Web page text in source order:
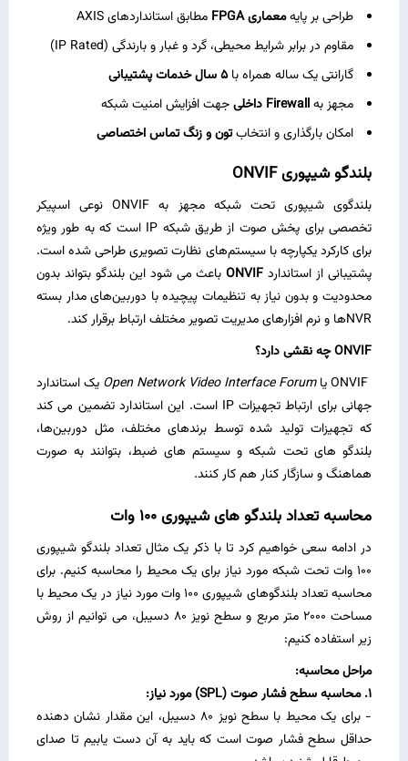
طراحی بر پایهمعماریFPGA
مطابق استانداردهای AXIS
مقاوم در برابر شرایط محیطی، گرد و غبار و بارندگی (IP Rated)
گارانتی یک ‌ساله همراه با ۵سال خدمات پشتیبانی
مجهز بهFirewall داخلیجهت افزایش امنیت شبکه
امکان بارگذاری و انتخابتون و زنگ تماس اختصاصی
بلندگو شیپوریONVIF
بلندگوی شیپوری تحت شبکه مجهز به ONVIF نوعی اسپیکر
تخصصی برای پخش صوت از طریق شبکه IP است که به‌ طور ویژه
برای کارکرد یکپارچه با سیستم‌های نظارت تصویری طراحی شده است.
پشتیبانی از استاندارد ONVIFباعث می ‌شود این بلندگو بتواند بدون
محدودیت و بدون نیاز به تنظیمات پیچیده با دوربین‌های مدار بسته
NVR‌ها و نرم ‌افزارهای مدیریت تصویر مختلف ارتباط برقرار کند.
ONVIFچه نقشی دارد؟
Open Network Video Interface Forum یک استاندارد
جهانی برای ارتباط تجهیزات IP است. این استاندارد تضمین می‌ کند
که تجهیزات تولید شده توسط برندهای مختلف، مثل دوربین‌ها،
بلندگو های تحت شبکه و سیستم‌ های ضبط، بتوانند به ‌صورت
هماهنگ و سازگار کنار هم کار کنند.
محاسبه تعداد بلندگو های شیپوری 100 وات
در ادامه سعی خواهیم کرد تا با ذکر یک مثال تعداد بلندگو شیپوری
100 وات تحت شبکه مورد نیاز برای یک محیط را محاسبه کنیم. برای
محاسبه تعداد بلندگوهای شیپوری 100 وات مورد نیاز در یک محیط با
مساحت 2000 متر مربع و سطح نویز 80 دسیبل، می‌ توانیم از روش
زیر استفاده کنیم:
مراحل محاسبه:
1. محاسبه سطح فشار صوت (SPL) مورد نیاز:
- برای یک محیط با سطح نویز 80 دسیبل، این مقدار نشان‌ دهنده
حداقل سطح فشار صوت است که باید به آن دست یابیم تا صدای